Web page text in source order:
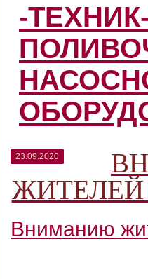
-
23.09.2020
ЖИТЕЛЕЙ
Вниманию